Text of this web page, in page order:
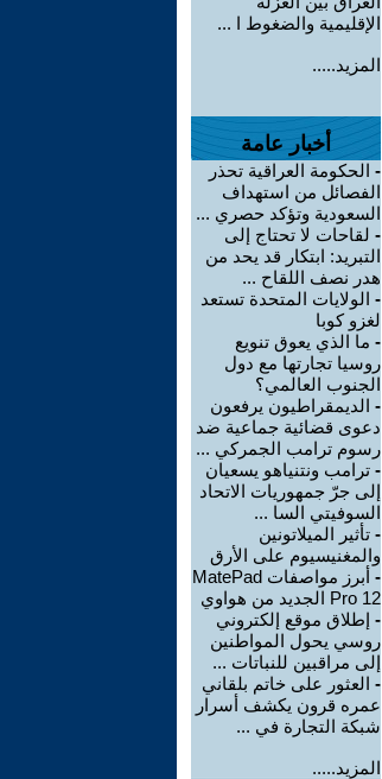
الإقليمية والضغوط ا ...
المزيد.....
أخبار عامة
- الحكومة العراقية تحذر
الفصائل من استهداف
السعودية وتؤكد حصري ...
- لقاحات لا تحتاج إلى
التبريد: ابتكار قد يحد من
هدر نصف اللقاح ...
- الولايات المتحدة تستعد
لغزو كوبا
- ما الذي يعوق تنويع
روسيا تجارتها مع دول
الجنوب العالمي؟
- الديمقراطيون يرفعون
دعوى قضائية جماعية ضد
رسوم ترامب الجمركي ...
- ترامب ونتنياهو يسعيان
إلى جرّ جمهوريات الاتحاد
السوفيتي السا ...
- تأثير الميلاتونين
والمغنيسيوم على الأرق
-
أبرز مواصفات MatePad
Pro 12 الجديد من هواوي
- إطلاق موقع إلكتروني
روسي يحول المواطنين
إلى مراقبين للنباتات ...
- العثور على خاتم بلقاني
عمره قرون يكشف أسرار
شبكة التجارة في ...
المزيد.....